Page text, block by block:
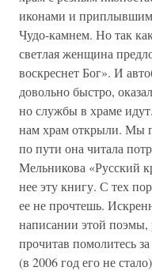
иконами и
Чудо-камнем. Но так
светлая женщина
воскреснет Бог». И
довольно быстро,
но службы в храме
нам храм открыли. Мы
по пути она читала
Мельникова «Русский
нее эту книгу. С тех
ее не прочтешь.
написании этой поэмы,
прочитав помолитесь
(в 2006 год его не стало)